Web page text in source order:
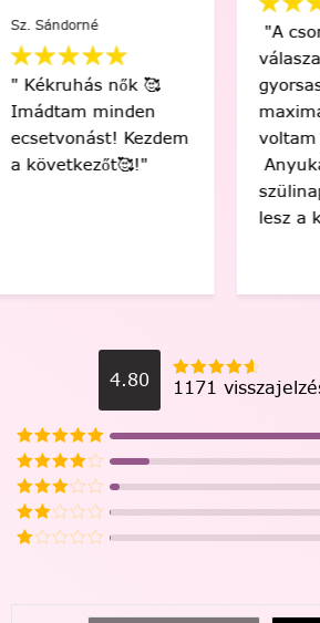
"A csomagolással,
válaszadással,
gyorsasággal
maximálisan meg
voltam elégedve.
Anyukámnak a
Móni
4.80 1171